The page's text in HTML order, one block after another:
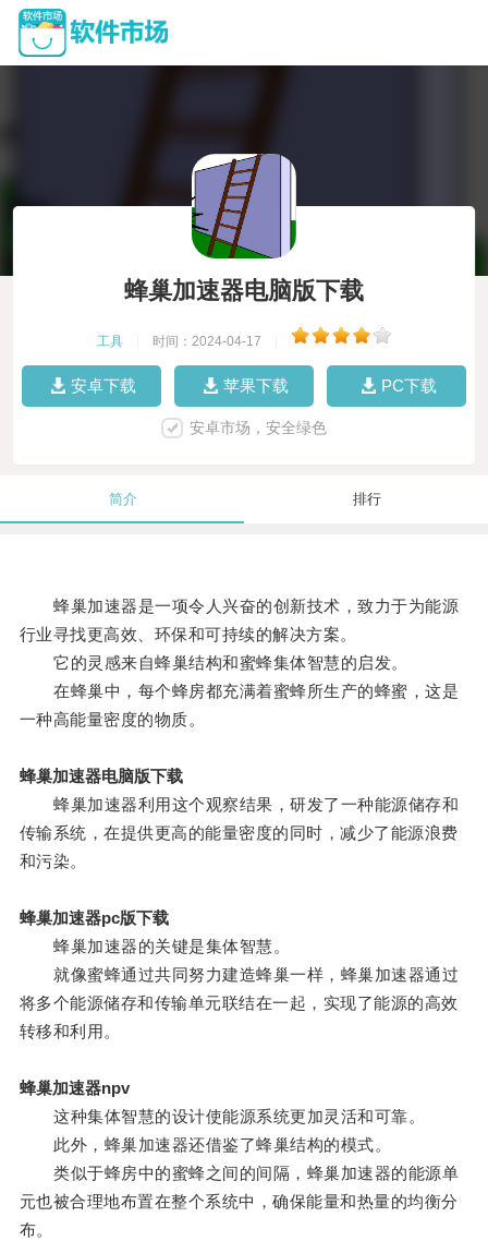
蜂巢加速器电脑版下载
工具 时间：2024-04-17
安卓下载 苹果下载 PC下载
安卓市场，安全绿色
简介 排行
蜂巢加速器是一项令人兴奋的创新技术，致力于为能源
行业寻找更高效、环保和可持续的解决方案。
它的灵感来自蜂巢结构和蜜蜂集体智慧的启发。
在蜂巢中，每个蜂房都充满着蜜蜂所生产的蜂蜜，这是
一种高能量密度的物质。
蜂巢加速器电脑版下载
蜂巢加速器利用这个观察结果，研发了一种能源储存和
传输系统，在提供更高的能量密度的同时，减少了能源浪费
和污染。
蜂巢加速器pc版下载
蜂巢加速器的关键是集体智慧。
就像蜜蜂通过共同努力建造蜂巢一样，蜂巢加速器通过
将多个能源储存和传输单元联结在一起，实现了能源的高效
转移和利用。
蜂巢加速器npv
这种集体智慧的设计使能源系统更加灵活和可靠。
此外，蜂巢加速器还借鉴了蜂巢结构的模式。
类似于蜂房中的蜜蜂之间的间隔，蜂巢加速器的能源单
元也被合理地布置在整个系统中，确保能量和热量的均衡分
布。